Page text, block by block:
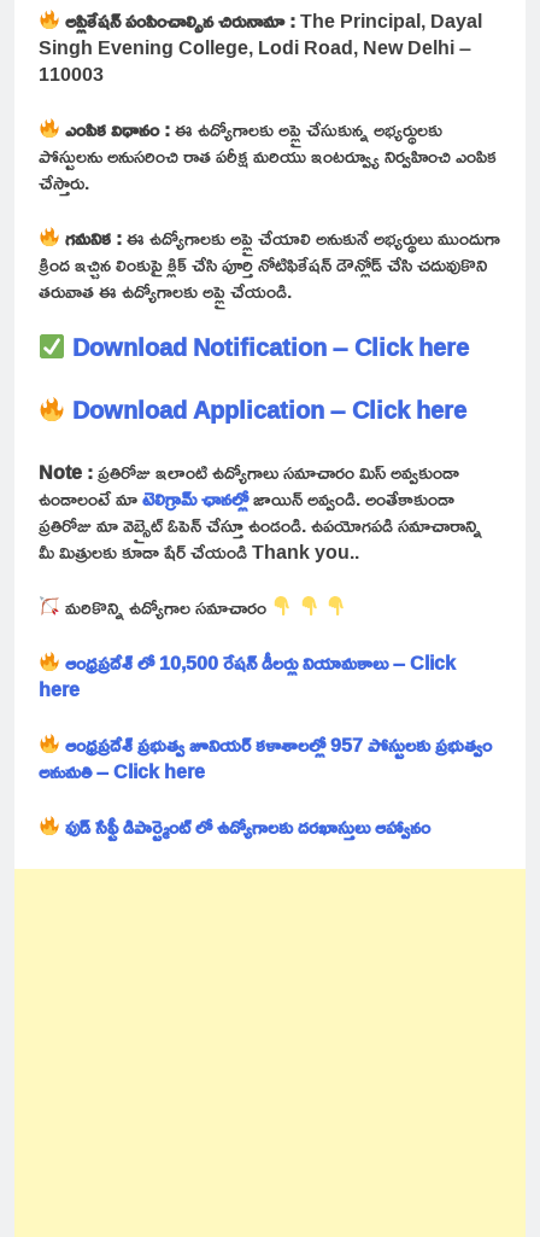
అప్లికేషన్ పంపించాల్సిన చిరునామా :The Principal, Dayal
Singh Evening College, Lodi Road, New Delhi –
110003
ఎంపిక విధానం :ఈ ఉద్యోగాలకు అప్లై చేసుకున్న అభ్యర్థులకు
పోస్టులను అనుసరించి రాత పరీక్ష మరియు ఇంటర్వ్యూ నిర్వహించి ఎంపిక
చేస్తారు.
గమనిక :ఈ ఉద్యోగాలకు అప్లై చేయాలి అనుకునే అభ్యర్థులు ముందుగా
క్రింద ఇచ్చిన లింకుపై క్లిక్ చేసి పూర్తి నోటిఫికేషన్ డౌన్లోడ్ చేసి చదువుకొని
తరువాత ఈ ఉద్యోగాలకు అప్లై చేయండి.
Download Notification – Click here
Download Application – Click here
Note :ప్రతిరోజు ఇలాంటి ఉద్యోగాలు సమాచారం మిస్ అవ్వకుండా
ఉండాలంటే మాటెలిగ్రామ్ ఛానల్లోజాయిన్ అవ్వండి. అంతేకాకుండా
ప్రతిరోజు మా వెబ్సైట్ ఓపెన్ చేస్తూ ఉండండి. ఉపయోగపడి సమాచారాన్ని
మీ మిత్రులకు కూడా షేర్ చేయండి Thank you..
మరికొన్ని ఉద్యోగాల సమాచారం
ఆంధ్రప్రదేశ్ లో 10,500 రేషన్ డీలర్లు నియామకాలు – Click
here
ఆంధ్రప్రదేశ్ ప్రభుత్వ జూనియర్ కళాశాలల్లో 957 పోస్టులకు ప్రభుత్వం
అనుమతి – Click here
ఫుడ్ సేఫ్టీ డిపార్ట్మెంట్ లో ఉద్యోగాలకు దరఖాస్తులు ఆహ్వానం